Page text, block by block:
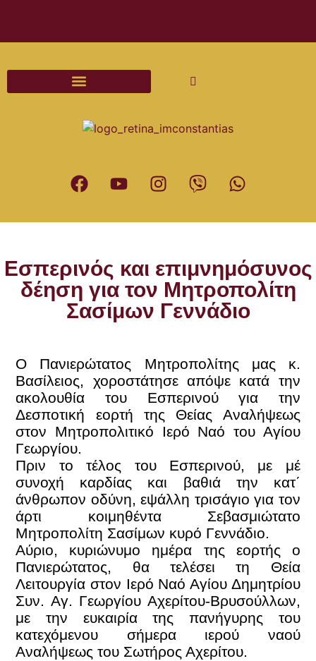
Εσπερινός και επιμνημόσυνος
δέηση για τον Μητροπολίτη
Σασίμων Γεννάδιο
Ο Πανιερώτατος Μητροπολίτης μας κ.
Βασίλειος, χοροστάτησε απόψε κατά την
ακολουθία του Εσπερινού για την
Δεσποτική εορτή της Θείας Αναλήψεως
στον Μητροπολιτικό Ιερό Ναό του Αγίου
Γεωργίου.
Πριν το τέλος του Εσπερινού, με μέ
συνοχή καρδίας και βαθιά την κατ΄
άνθρωπον οδύνη, εψάλλη τρισάγιο για τον
άρτι κοιμηθέντα Σεβασμιώτατο
Μητροπολίτη Σασίμων κυρό Γεννάδιο.
Αύριο, κυριώνυμο ημέρα της εορτής ο
Πανιερώτατος, θα τελέσει τη Θεία
Λειτουργία στον Ιερό Ναό Αγίου Δημητρίου
Συν. Αγ. Γεωργίου Αχερίτου-Βρυσούλλων,
με την ευκαιρία της πανήγυρης του
κατεχόμενου σήμερα ιερού ναού
Αναλήψεως του Σωτήρος Αχερίτου.